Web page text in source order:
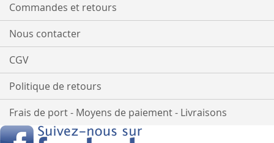
Commandes et retours
Nous contacter
CGV
Politique de retours
Frais de port - Moyens de paiement - Livraisons